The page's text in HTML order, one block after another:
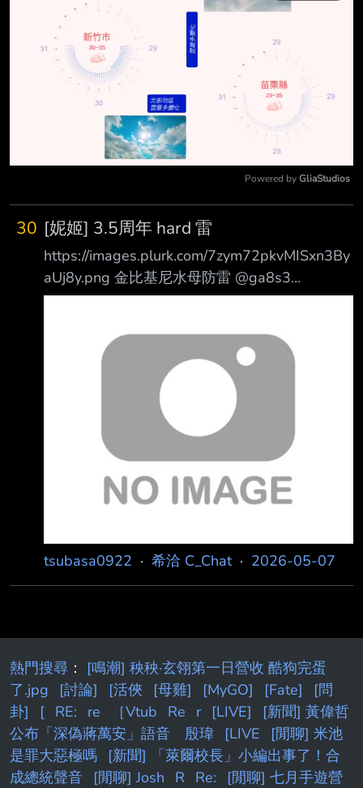
Powered by GliaStudios
30 [妮姬] 3.5周年 hard 雷
https://images.plurk.com/7zym72pkvMISxn3By
aUj8y.png 金比基尼水母防雷 @ga8s3
https://images.plurk.com/5NFJblTRsErv4Us9F1
https://images.plurk.com/6jIXkeBeu485D8AlZ1
gqJh.png 不想戰鬥~
https://images.plurk.com/2Y5aDDQ3lYz43mGI
Ue63pV.png 形象呢w https://
tsubasa0922 · 希洽 C_Chat· 2026-05-07
熱門搜尋 ： [鳴潮] 秧秧·玄翎第一日營收 酷狗完蛋
了.jpg
[討論] [活俠 [母雞] [MyGO] [Fate]
[問
卦]
[ RE: re ［Vtub Re r [LIVE]
[新聞] 黃偉哲
公布「深偽蔣萬安」語音 殷瑋
[LIVE
[閒聊] 米池
是罪大惡極嗎
[新聞] 「萊爾校長」小編出事了！合
成總統聲音
[閒聊] Josh R Re:
[閒聊] 七月手遊營